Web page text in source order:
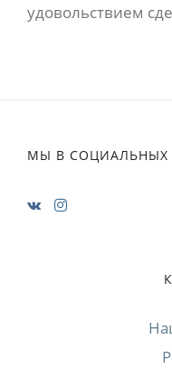
удовольствием
МЫ В СОЦИАЛЬНЫХ